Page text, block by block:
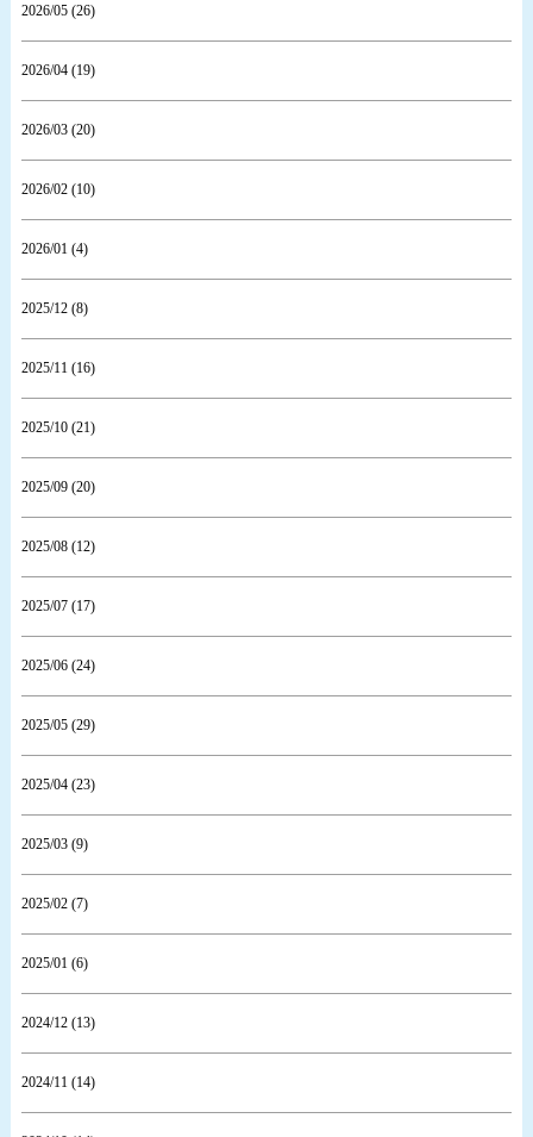
2026/05 (26)
2026/04 (19)
2026/03 (20)
2026/02 (10)
2026/01 (4)
2025/12 (8)
2025/11 (16)
2025/10 (21)
2025/09 (20)
2025/08 (12)
2025/07 (17)
2025/06 (24)
2025/05 (29)
2025/04 (23)
2025/03 (9)
2025/02 (7)
2025/01 (6)
2024/12 (13)
2024/11 (14)